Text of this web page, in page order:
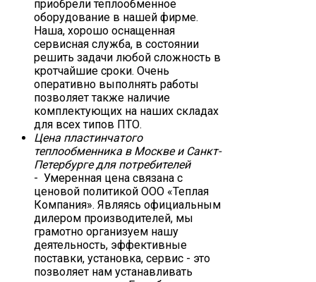
приобрели теплообменное
оборудование в нашей фирме.
Наша, хорошо оснащенная
сервисная служба, в состоянии
решить задачи любой сложность в
кротчайшие сроки. Очень
оперативно выполнять работы
позволяет также наличие
комплектующих на наших складах
для всех типов ПТО.
Цена пластинчатого
теплообменника в Москве и Санкт-
Петербурге для потребителей
- Умеренная цена связана с
ценовой политикой ООО «Теплая
Компания». Являясь официальным
дилером производителей, мы
грамотно организуем нашу
деятельность, эффективные
поставки, установка, сервис - это
позволяет нам устанавливать